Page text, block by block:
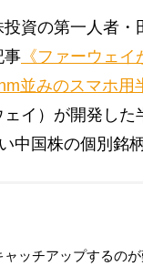
資の第一人者・
事 《ファーウェ
並みのスマホ用
イ）が開発した
中国株の個別銘
ッチアップするの